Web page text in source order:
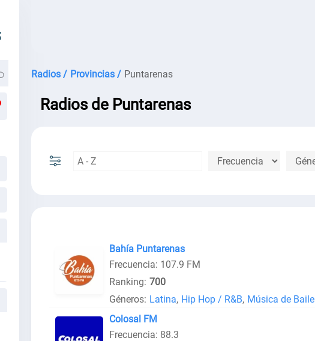
Radios / Provincias / Puntarenas
Radios de Puntarenas
Bahía Puntarenas
Frecuencia: 107.9 FM
Ranking: 700
Géneros: Latina, Hip Hop / R&B, Música de Baile
Colosal FM
Frecuencia: 88.3